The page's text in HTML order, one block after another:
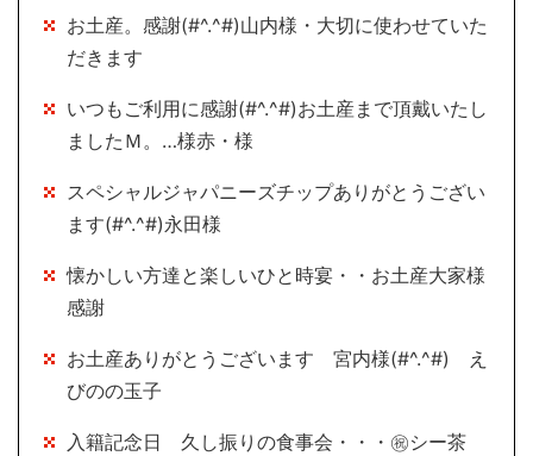
お土産。感謝(#^.^#)山内様・大切に使わせていた
だきます
いつもご利用に感謝(#^.^#)お土産まで頂戴いたし
ましたＭ。…様赤・様
スペシャルジャパニーズチップありがとうござい
ます(#^.^#)永田様
懐かしい方達と楽しいひと時宴・・お土産大家様
感謝
お土産ありがとうございます 宮内様(#^.^#) え
びのの玉子
入籍記念日 久し振りの食事会・・・㊗シー茶